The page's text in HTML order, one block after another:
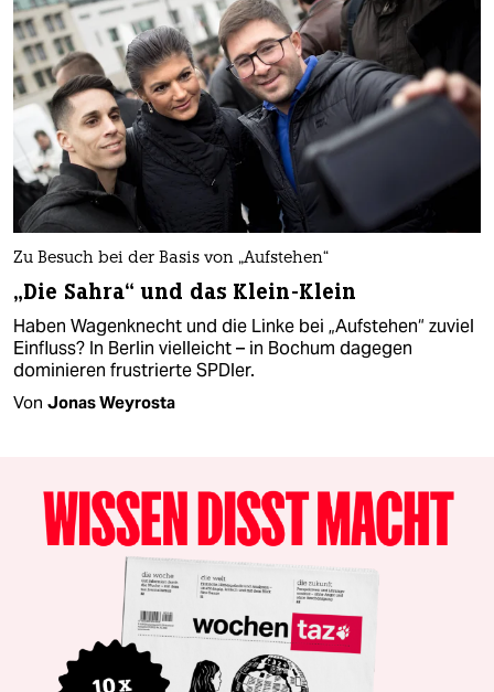
Zu Besuch bei der Basis von „Aufstehen“
„Die Sahra“ und das Klein-Klein
Haben Wagenknecht und die Linke bei „Aufstehen“ zuviel
Einfluss? In Berlin vielleicht – in Bochum dagegen
dominieren frustrierte SPDler.
Von Jonas Weyrosta